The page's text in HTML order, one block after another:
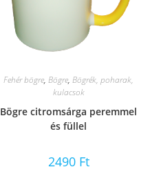
Fehér bögre,Bögre,Bögrék, poharak,
kulacsok
Bögre citromsárga peremmel
és füllel
2490 Ft